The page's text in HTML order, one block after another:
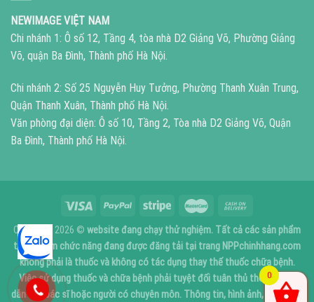
NEWIMAGE VIỆT NAM
Chi nhánh 1: Ô số 12, Tầng 4, tòa nhà D2 Giảng Võ, Phường Giảng
Võ, quận Ba Đình, Thành phố Hà Nội.
Chi nhánh 2: Số 25 Nguyễn Huy Tưởng, Phường Thanh Xuân Trung,
Quận Thanh Xuân, Thành phố Hà Nội.
Văn phòng đại diện: Ô số 10, Tầng 2, Tòa nhà D2 Giảng Võ, Quận
Ba Đình, Thành phố Hà Nội.
Copyright 2026 © website đang chạy thử nghiệm. Tất cả các sản phẩm
thực phẩm chức năng đang được đăng tải tại trang NPPchinhhang.com
không phải là thuốc và không có tác dụng thay thế thuốc chữa bệnh.
Việc sử dụng thuốc và chữa bệnh phải tuyệt đối tuân thủ theo sự chỉ
dẫn của bác sĩ hoặc người có chuyên môn. Thông tin, hình ảnh, giá cả tại
0